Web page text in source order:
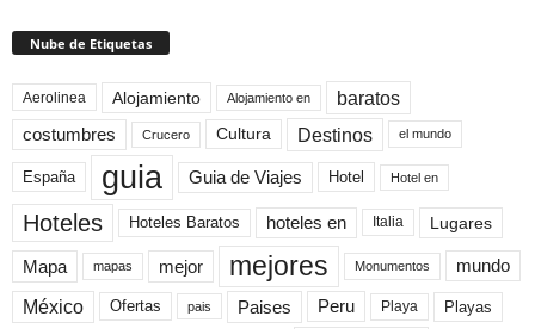
Nube de Etiquetas
Aerolinea Alojamiento Alojamiento en baratos
costumbres Crucero Cultura Destinos el mundo
España guia Guia de Viajes Hotel Hotel en
Hoteles Hoteles Baratos hoteles en Italia Lugares
Mapa mapas mejor mejores Monumentos mundo
México Ofertas pais Paises Peru Playa Playas